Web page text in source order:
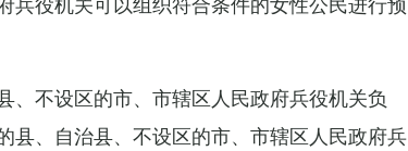
、不设区的市、市辖区人民政府兵役机关负
县、自治县、不设区的市、市辖区人民政府兵